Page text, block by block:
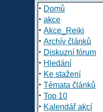
· Domů
· akce
· Akce_Reiki
· Archív článků
· Diskuzní fórum
· Hledání
· Ke stažení
· Témata článků
· Top 10
· Kalendář akcí